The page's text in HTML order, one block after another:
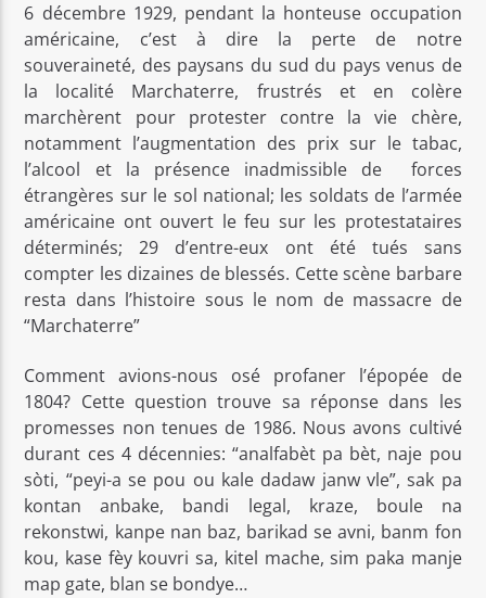
6 décembre 1929, pendant la honteuse occupation
américaine, c’est à dire la perte de notre
souveraineté, des paysans du sud du pays venus de
la localité Marchaterre, frustrés et en colère
marchèrent pour protester contre la vie chère,
notamment l’augmentation des prix sur le tabac,
l’alcool et la présence inadmissible de forces
étrangères sur le sol national; les soldats de l’armée
américaine ont ouvert le feu sur les protestataires
déterminés; 29 d’entre-eux ont été tués sans
compter les dizaines de blessés. Cette scène barbare
resta dans l’histoire sous le nom de massacre de
“Marchaterre”
Comment avions-nous osé profaner l’épopée de
1804? Cette question trouve sa réponse dans les
promesses non tenues de 1986. Nous avons cultivé
durant ces 4 décennies: “analfabèt pa bèt, naje pou
sòti, “peyi-a se pou ou kale dadaw janw vle”, sak pa
kontan anbake, bandi legal, kraze, boule na
rekonstwi, kanpe nan baz, barikad se avni, banm fon
kou, kase fèy kouvri sa, kitel mache, sim paka manje
map gate, blan se bondye…